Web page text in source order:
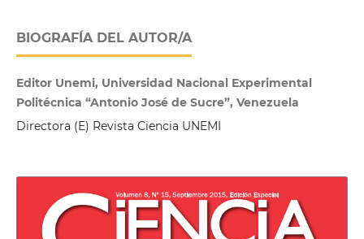
BIOGRAFÍA DEL AUTOR/A
Editor Unemi, Universidad Nacional Experimental
Politécnica “Antonio José de Sucre”, Venezuela
Directora (E) Revista Ciencia UNEMI